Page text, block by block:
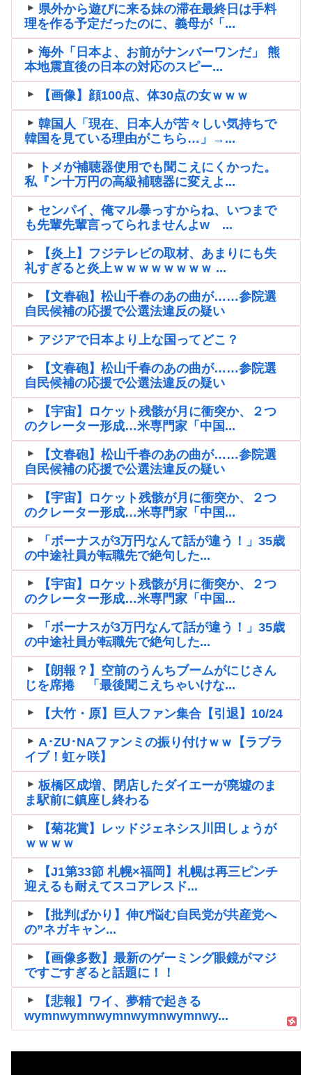
県外から遊びに来る妹の滞在最終日は手料
理を作る予定だったのに、義母が「...
海外「日本よ、お前がナンバーワンだ」 熊
本地震直後の日本の対応のスピー...
【画像】顔100点、体30点の女ｗｗｗ
韓国人「現在、日本人が苦々しい気持ちで
韓国を見ている理由がこちら…」→...
トメが補聴器使用でも聞こえにくかった。
私『ン十万円の高級補聴器に変えよ...
センパイ、俺マル暴っすからね、いつまで
も先輩先輩言ってられませんよw ...
【炎上】フジテレビの取材、あまりにも失
礼すぎると炎上ｗｗｗｗｗｗｗｗ ...
【文春砲】松山千春のあの曲が……参院選
自民候補の応援で公選法違反の疑い
アジアで日本より上な国ってどこ？
【文春砲】松山千春のあの曲が……参院選
自民候補の応援で公選法違反の疑い
【宇宙】ロケット残骸が月に衝突か、２つ
のクレーター形成…米専門家「中国...
【文春砲】松山千春のあの曲が……参院選
自民候補の応援で公選法違反の疑い
【宇宙】ロケット残骸が月に衝突か、２つ
のクレーター形成…米専門家「中国...
「ボーナスが3万円なんて話が違う！」35歳
の中途社員が転職先で絶句した...
【宇宙】ロケット残骸が月に衝突か、２つ
のクレーター形成…米専門家「中国...
「ボーナスが3万円なんて話が違う！」35歳
の中途社員が転職先で絶句した...
【朗報？】空前のうんちブームがにじさん
じを席捲 「最後聞こえちゃいけな...
【大竹・原】巨人ファン集合【引退】10/24
A･ZU･NAファンミの振り付けｗｗ【ラブラ
イブ！虹ヶ咲】
板橋区成増、閉店したダイエーが廃墟のま
ま駅前に鎮座し終わる
【菊花賞】レッドジェネシス川田しょうが
ｗｗｗｗ
【J1第33節 札幌×福岡】札幌は再三ピンチ
迎えるも耐えてスコアレスド...
【批判ばかり】伸び悩む自民党が共産党へ
の”ネガキャン...
【画像多数】最新のゲーミング眼鏡がマジ
ですごすぎると話題に！！
【悲報】ワイ、夢精で起きる
wymnwymnwymnwymnwymnwy...